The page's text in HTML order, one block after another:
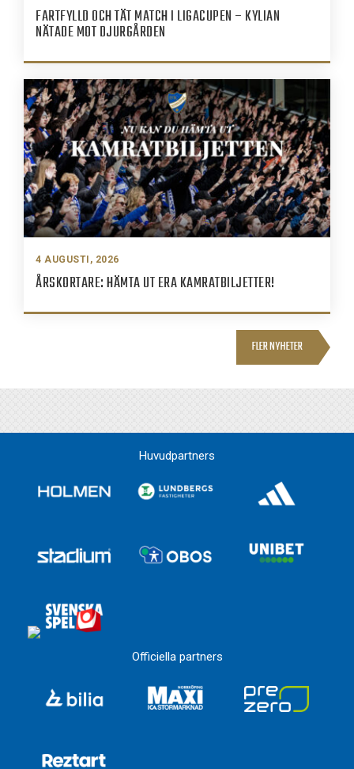
FARTFYLLD OCH TÄT MATCH I LIGACUPEN – KYLIAN
NÄTADE MOT DJURGÅRDEN
4 AUGUSTI, 2026
ÅRSKORTARE: HÄMTA UT ERA KAMRATBILJETTER!
FLER NYHETER
Huvudpartners
Officiella partners